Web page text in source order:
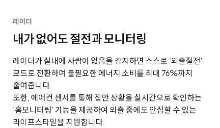
레이더
내가 없어도 절전과 모니터링
레이더가 실내에 사람이 없음을 감지하면 스스로 '외출절전'
모드로 전환하여 불필요한 에너지 소비를 최대 76%까지
줄여줍니다.
또한, 에어컨 센서를 통해 집안 상황을 실시간으로 확인하는
'홈모니터링' 기능을 제공하여 외출 중에도 안심할 수 있는
라이프스타일을 지원합니다.